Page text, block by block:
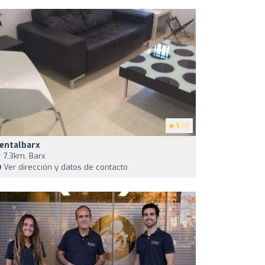
5 (3)
7,3km, Barx
Ver dirección y datos de contacto